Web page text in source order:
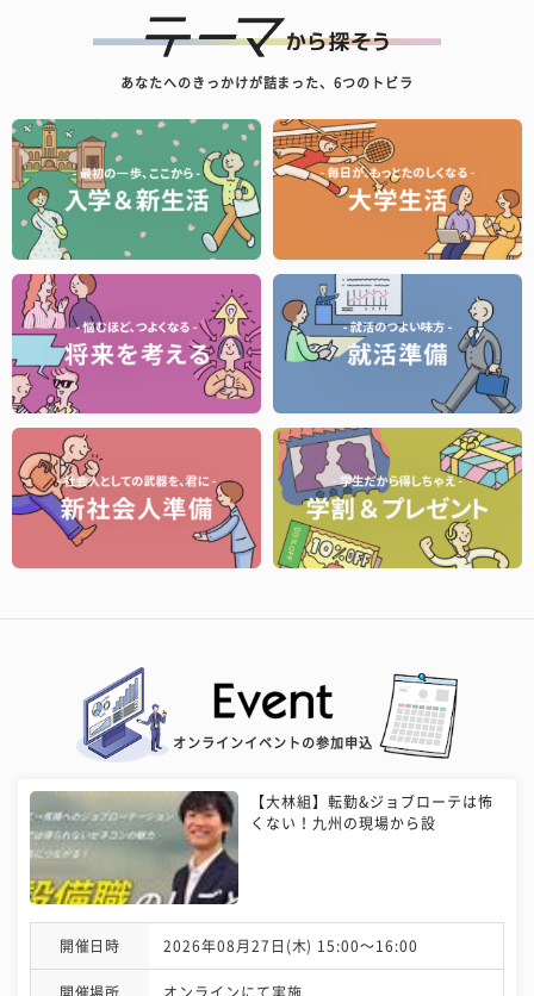
あなたへのきっかけが詰まった、6つのトビラ
オンラインイベントの参加申込
【大林組】転勤&ジョブローテは怖
くない！九州の現場から設
開催日時 2026年08月27日(木) 15:00〜16:00
開催場所 オンラインにて実施